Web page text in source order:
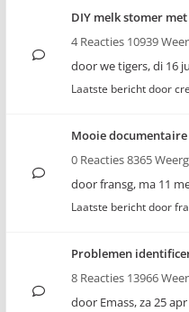
DIY melk stomer
4 Reacties 10939
doorwe tigers,di 16
Laatste bericht door
Mooie
0 Reacties 8365
doorfransg, ma 11
Laatste bericht door
Problemen
8 Reacties 13966
door Emass,za 25